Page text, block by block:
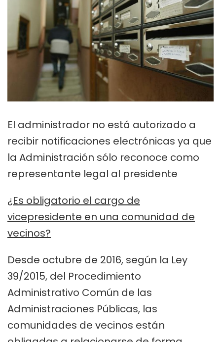
una
nueva
encrucijada
El administrador no está autorizado a
recibir notificaciones electrónicas ya que
la Administración sólo reconoce como
representante legal al presidente
¿Es obligatorio el cargo de
vicepresidente en una comunidad de
vecinos?
Desde octubre de 2016, según la Ley
39/2015, del Procedimiento
Administrativo Común de las
Administraciones Públicas, las
comunidades de vecinos están